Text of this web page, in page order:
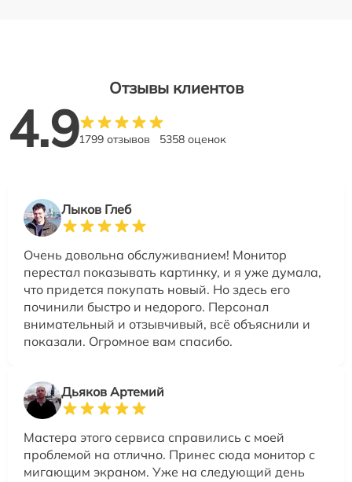
Отзывы клиентов
4.91799 отзывов 5358 оценок
Лыков Глеб
Очень довольна обслуживанием! Монитор
перестал показывать картинку, и я уже думала,
что придется покупать новый. Но здесь его
починили быстро и недорого. Персонал
внимательный и отзывчивый, всё объяснили и
показали. Огромное вам спасибо.
Дьяков Артемий
Мастера этого сервиса справились с моей
проблемой на отлично. Принес сюда монитор с
мигающим экраном. Уже на следующий день